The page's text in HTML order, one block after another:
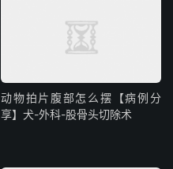
动物拍片腹部怎么摆【病例分
享】犬-外科-股骨头切除术